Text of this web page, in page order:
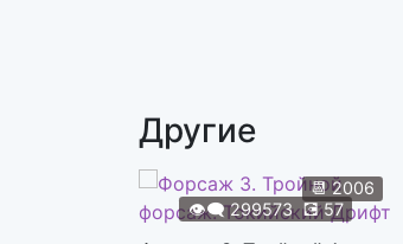
Другие
📆2006
👁️‍🗨️299573 💽57